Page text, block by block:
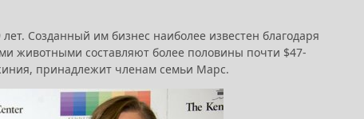
Созданный им бизнес наиболее известен благодаря
животными составляют более половины почти $47-
принадлежит членам семьи Марс.